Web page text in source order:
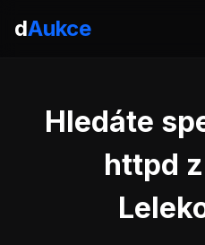
dAukce
Hledáte
httpd